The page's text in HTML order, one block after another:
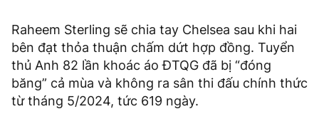
Raheem Sterling sẽ chia tay Chelsea sau khi hai
bên đạt thỏa thuận chấm dứt hợp đồng. Tuyển
thủ Anh 82 lần khoác áo ĐTQG đã bị “đóng
băng” cả mùa và không ra sân thi đấu chính thức
từ tháng 5/2024, tức 619 ngày.